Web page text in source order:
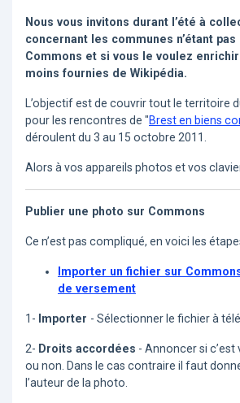
Nous vous invitons durant l’été à
concernant les communes n’étant
Commons et si vous le voulez
moins fournies de Wikipédia.
L’objectif est de couvrir tout le territoire
pour les rencontres de "Brest en biens
déroulent du 3 au 15 octobre 2011.
Alors à vos appareils photos et vos
Publier une photo sur Commons
Ce n’est pas compliqué, en voici les
Importer un fichier sur
de versement
1- Importer - Sélectionner le fichier à
2- Droits accordées - Annoncer si
ou non. Dans le cas contraire il faut
l’auteur de la photo.